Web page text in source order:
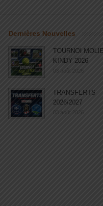
Dernières Nouvelles
TOURNOI
KINDY 2026
03 août 2026
TRANSFERTS
2026/2027
03 août 2026